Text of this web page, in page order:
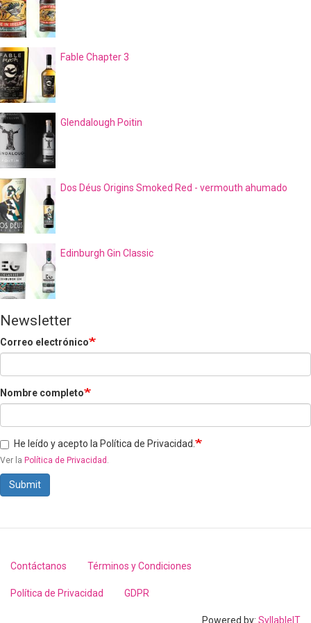
Fable Chapter 3
Glendalough Poitin
Dos Déus Origins Smoked Red - vermouth ahumado
Edinburgh Gin Classic
Newsletter
Correo electrónico
Nombre completo
He leído y acepto la Política de Privacidad.
Ver la Política de Privacidad .
Submit
Footer
menu
Contáctanos Términos y Condiciones
Política de Privacidad GDPR
Powered by: SyllableIT